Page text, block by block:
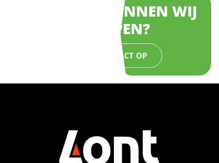
WAARMEE KUNNEN WIJ
JE HELPEN?
NEEM CONTACT OP